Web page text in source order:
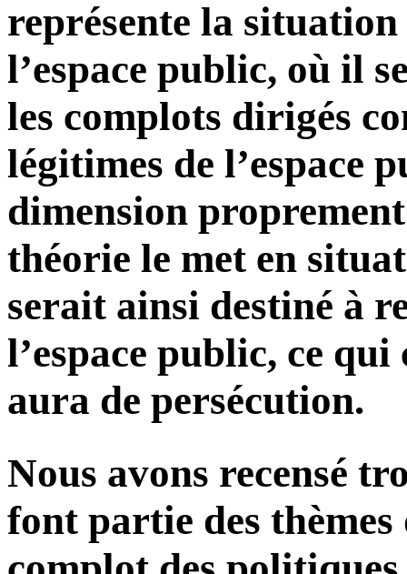
représente la
l’espace public, où il
les complots dirigés
légitimes de l’espace
dimension
théorie le met en
serait ainsi destiné à
l’espace public, ce
aura de persécution.
Nous avons recensé
font partie des